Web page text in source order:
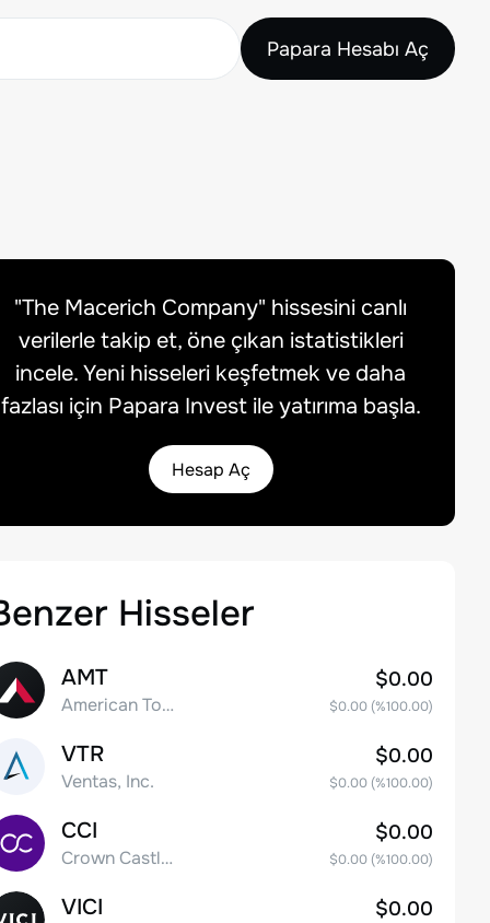
Papara Hesabı Aç
"The Macerich Company" hissesini canlı
verilerle takip et, öne çıkan istatistikleri
incele. Yeni hisseleri keşfetmek ve daha
fazlası için Papara Invest ile yatırıma başla.
Hesap Aç
Hisseler
AMT
American Tower Corporation
$0.00
$0.00(%100.00)
VTR
Ventas, Inc.
$0.00
$0.00(%100.00)
CCI
Crown Castle Inc.
$0.00
$0.00(%100.00)
VICI $0.00